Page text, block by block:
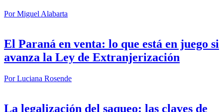
PorMiguel Alabarta
El Paraná en venta: lo que está en juego si
avanza la Ley de Extranjerización
PorLuciana Rosende
La legalización del saqueo: las claves de